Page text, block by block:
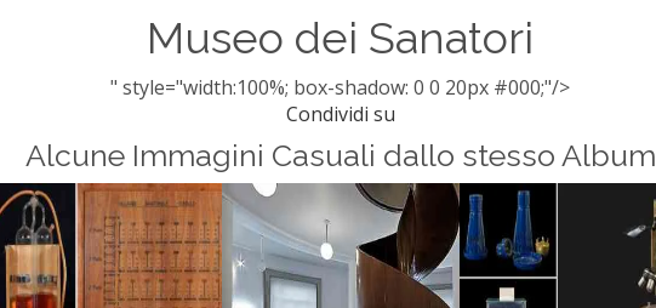
Museo dei Sanatori
" style="width:100%; box-shadow: 0 0 20px #000;"/>
Condividi su
Alcune Immagini Casuali dallo stesso Album